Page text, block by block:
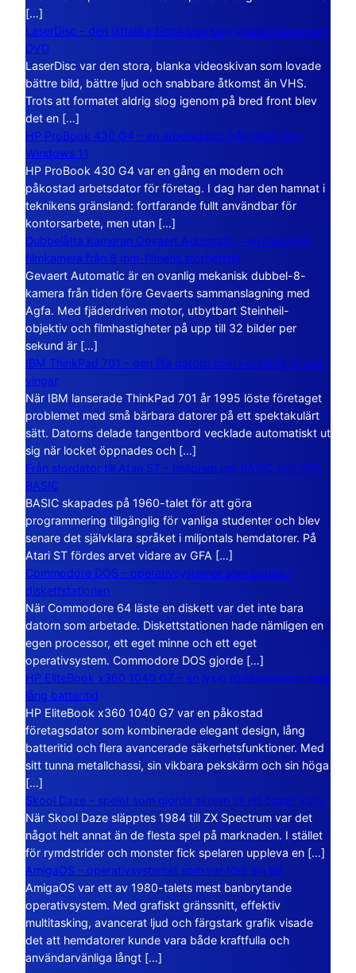
[…]
LaserDisc – den jättelika filmskivan som visade vägen mot
DVD
LaserDisc var den stora, blanka videoskivan som lovade
bättre bild, bättre ljud och snabbare åtkomst än VHS.
Trots att formatet aldrig slog igenom på bred front blev
det en […]
HP ProBook 430 G4 – en arbetsdator från tiden före
Windows 11
HP ProBook 430 G4 var en gång en modern och
påkostad arbetsdator för företag. I dag har den hamnat i
teknikens gränsland: fortfarande fullt användbar för
kontorsarbete, men utan […]
Dubbelåtta Kameran Gevaert Automatic – en mekanisk
filmkamera från 8 mm-filmens storhetstid
Gevaert Automatic är en ovanlig mekanisk dubbel-8-
kamera från tiden före Gevaerts sammanslagning med
Agfa. Med fjäderdriven motor, utbytbart Steinheil-
objektiv och filmhastigheter på upp till 32 bilder per
sekund är […]
IBM ThinkPad 701 – den lilla datorn som vecklade ut sina
vingar
När IBM lanserade ThinkPad 701 år 1995 löste företaget
problemet med små bärbara datorer på ett spektakulärt
sätt. Datorns delade tangentbord vecklade automatiskt ut
sig när locket öppnades och […]
Från stordator till Atari ST – historien om BASIC och GFA
BASIC
BASIC skapades på 1960-talet för att göra
programmering tillgänglig för vanliga studenter och blev
senare det självklara språket i miljontals hemdatorer. På
Atari ST fördes arvet vidare av GFA […]
Commodore DOS – operativsystemet som bodde i
diskettstationen
När Commodore 64 läste en diskett var det inte bara
datorn som arbetade. Diskettstationen hade nämligen en
egen processor, ett eget minne och ett eget
operativsystem. Commodore DOS gjorde […]
HP EliteBook x360 1040 G7 – en lyxig företagsdator med
lång batteritid
HP EliteBook x360 1040 G7 var en påkostad
företagsdator som kombinerade elegant design, lång
batteritid och flera avancerade säkerhetsfunktioner. Med
sitt tunna metallchassi, sin vikbara pekskärm och sin höga
[…]
Skool Daze – spelet som gjorde skolan till ett öppet kaos
När Skool Daze släpptes 1984 till ZX Spectrum var det
något helt annat än de flesta spel på marknaden. I stället
för rymdstrider och monster fick spelaren uppleva en […]
AmigaOS – operativsystemet som var före sin tid
AmigaOS var ett av 1980-talets mest banbrytande
operativsystem. Med grafiskt gränssnitt, effektiv
multitasking, avancerat ljud och färgstark grafik visade
det att hemdatorer kunde vara både kraftfulla och
användarvänliga långt […]